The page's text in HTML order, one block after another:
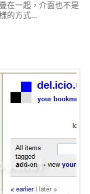
在一起，介面也不是
的方式...